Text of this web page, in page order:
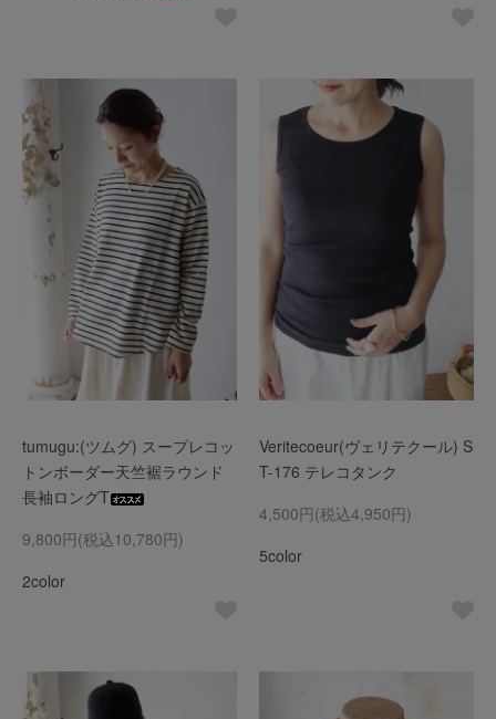
tumugu:(ツムグ) スープレコッ
トンボーダー天竺裾ラウンド
長袖ロングT
9,800円(税込10,780円)
2color
Veritecoeur(ヴェリテクール) S
T-176 テレコタンク
4,500円(税込4,950円)
5color